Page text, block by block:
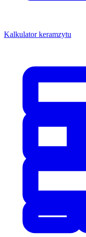
Kalkulator keramzytu